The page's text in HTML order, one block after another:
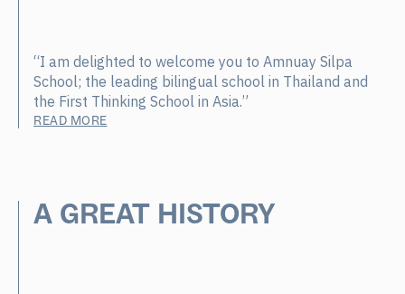
“I am delighted to welcome you to Amnuay Silpa
School; the leading bilingual school in Thailand and
the First Thinking School in Asia.”
READ MORE
A GREAT HISTORY